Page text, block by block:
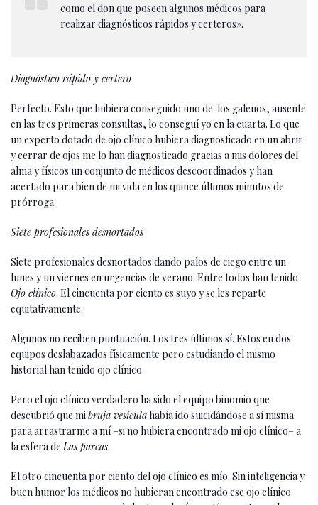
como el don que poseen algunos médicos para
realizar diagnósticos rápidos y certeros».
Diagnóstico rápido y certero
Perfecto. Esto que hubiera conseguido uno de los galenos, ausente
en las tres primeras consultas, lo conseguí yo en la cuarta. Lo que
un experto dotado de ojo clínico hubiera diagnosticado en un abrir
y cerrar de ojos me lo han diagnosticado gracias a mis dolores del
alma y físicos un conjunto de médicos descoordinados y han
acertado para bien de mi vida en los quince últimos minutos de
prórroga.
Siete profesionales desnortados
Siete profesionales desnortados dando palos de ciego entre un
lunes y un viernes en urgencias de verano. Entre todos han tenido
Ojo clínico. El cincuenta por ciento es suyo y se les reparte
equitativamente.
Algunos no reciben puntuación. Los tres últimos sí. Estos en dos
equipos deslabazados físicamente pero estudiando el mismo
historial han tenido ojo clínico.
Pero el ojo clínico verdadero ha sido el equipo binomio que
descubrió que mi bruja vesícula había ido suicidándose a sí misma
para arrastrarme a mí –si no hubiera encontrado mi ojo clínico– a
la esfera de Las parcas.
El otro cincuenta por ciento del ojo clínico es mío. Sin inteligencia y
buen humor los médicos no hubieran encontrado ese ojo clínico